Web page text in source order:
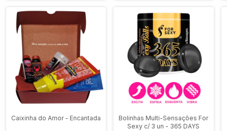
Caixinha do Amor - Encantada
Bolinhas Multi-Sensações For
Sexy c/ 3 un - 365 DAYS